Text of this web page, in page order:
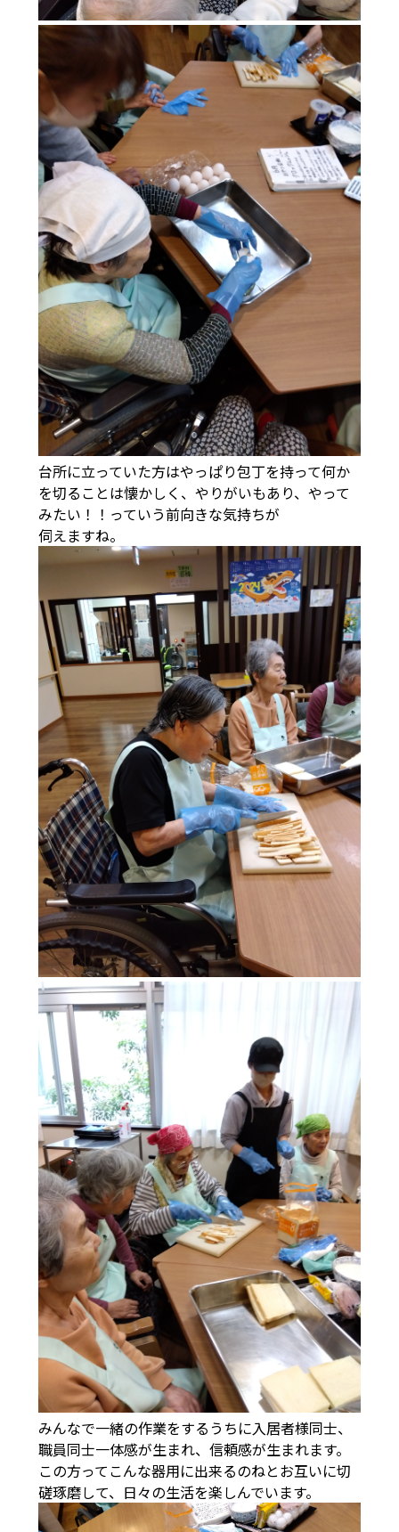
台所に立っていた方はやっぱり包丁を持って何か
を切ることは懐かしく、やりがいもあり、やって
みたい！！っていう前向きな気持ちが
伺えますね。
みんなで一緒の作業をするうちに入居者様同士、
職員同士一体感が生まれ、信頼感が生まれます。
この方ってこんな器用に出来るのねとお互いに切
磋琢磨して、日々の生活を楽しんでいます。